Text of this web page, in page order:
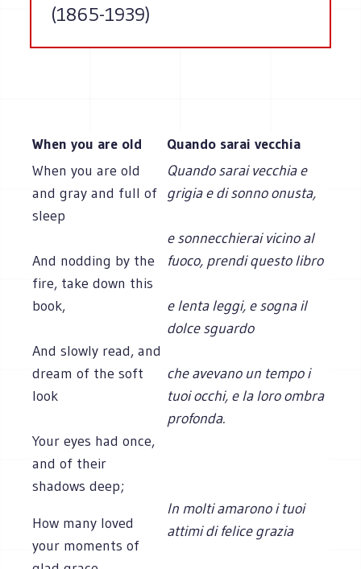
(1865-1939)
When you are old
Quando sarai vecchia
When you are old
and gray and full of
sleep
And nodding by the
fire, take down this
book,
And slowly read, and
dream of the soft
look
Your eyes had once,
and of their
shadows deep;
How many loved
your moments of
Quando sarai vecchia e
grigia e di sonno onusta,
e sonnecchierai vicino al
fuoco, prendi questo libro
e lenta leggi, e sogna il
dolce sguardo
che avevano un tempo i
tuoi occhi, e la loro ombra
profonda.
In molti amarono i tuoi
attimi di felice grazia